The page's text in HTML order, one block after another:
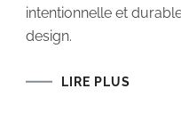
intentionnelle et
design.
LIRE PLUS